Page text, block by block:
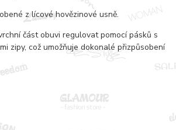
z lícové hovězinové usně.
část obuvi regulovat pomocí pásků s
zipy, což umožňuje dokonalé přizpůsobení